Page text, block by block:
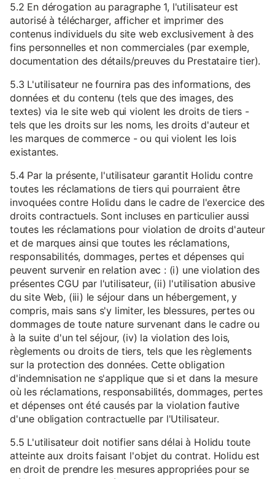
5.2 En dérogation au paragraphe 1, l'utilisateur est
autorisé à télécharger, afficher et imprimer des
contenus individuels du site web exclusivement à des
fins personnelles et non commerciales (par exemple,
documentation des détails/preuves du Prestataire tier).
5.3 L'utilisateur ne fournira pas des informations, des
données et du contenu (tels que des images, des
textes) via le site web qui violent les droits de tiers -
tels que les droits sur les noms, les droits d'auteur et
les marques de commerce - ou qui violent les lois
existantes.
5.4 Par la présente, l'utilisateur garantit Holidu contre
toutes les réclamations de tiers qui pourraient être
invoquées contre Holidu dans le cadre de l'exercice des
droits contractuels. Sont incluses en particulier aussi
toutes les réclamations pour violation de droits d'auteur
et de marques ainsi que toutes les réclamations,
responsabilités, dommages, pertes et dépenses qui
peuvent survenir en relation avec : (i) une violation des
présentes CGU par l'utilisateur, (ii) l'utilisation abusive
du site Web, (iii) le séjour dans un hébergement, y
compris, mais sans s'y limiter, les blessures, pertes ou
dommages de toute nature survenant dans le cadre ou
à la suite d'un tel séjour, (iv) la violation des lois,
règlements ou droits de tiers, tels que les règlements
sur la protection des données. Cette obligation
d'indemnisation ne s'applique que si et dans la mesure
où les réclamations, responsabilités, dommages, pertes
et dépenses ont été causés par la violation fautive
d'une obligation contractuelle par l'Utilisateur.
5.5 L'utilisateur doit notifier sans délai à Holidu toute
atteinte aux droits faisant l'objet du contrat. Holidu est
en droit de prendre les mesures appropriées pour se